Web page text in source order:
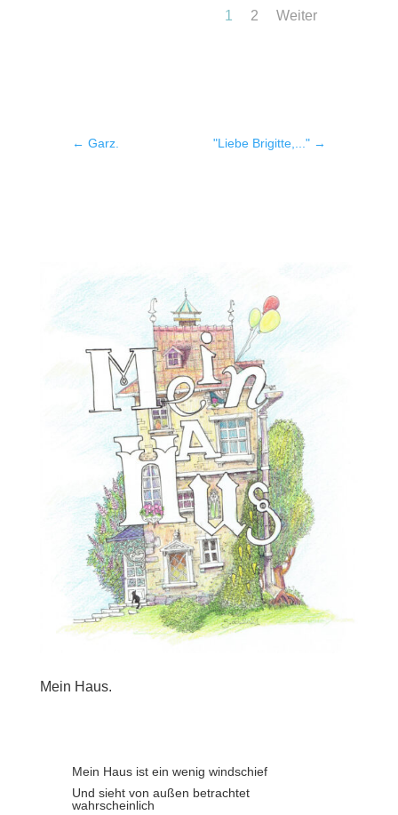
1 2 Weiter
← Garz. "Liebe Brigitte,..." →
Mein Haus.
Mein Haus ist ein wenig windschief
Und sieht von außen betrachtet
wahrscheinlich